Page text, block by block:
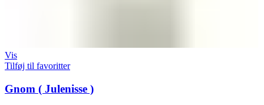
Vis
Tilføj til favoritter
Gnom ( Julenisse )